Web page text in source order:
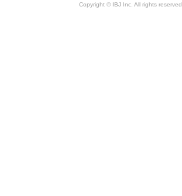
Copyright © IBJ Inc. All rights reserved.